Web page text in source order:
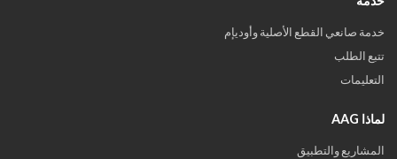
خدمة صانعي القطع الأصلية وأوديإم
تتبع الطلب
التعليمات
لماذا AAG
المشاريع والتطبيق